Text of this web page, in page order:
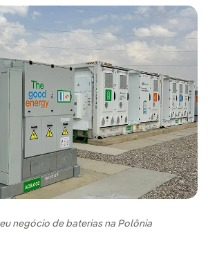
negócio de baterias na Polônia